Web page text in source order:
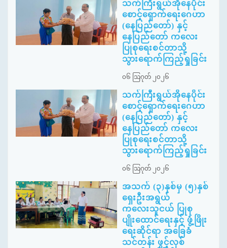
သက်ကြီးရွယ်အိုနေပိုင်း
စောင့်ရှောက်ရေးဂေဟာ
(နေပြည်တော်) နှင့်
နေပြည်တော် ကလေး
ပြုစုရေးစင်တာသို့
သွားရောက်ကြည့်ရှုခြင်း
၀၆ ဩဂုတ် ၂၀၂၆
သက်ကြီးရွယ်အိုနေပိုင်း
စောင့်ရှောက်ရေးဂေဟာ
(နေပြည်တော်) နှင့်
နေပြည်တော် ကလေး
ပြုစုရေးစင်တာသို့
သွားရောက်ကြည့်ရှုခြင်း
၀၆ ဩဂုတ် ၂၀၂၆
အသက် (၃)နှစ်မှ (၅)နှစ်
ရှေးဦးအရွယ်
ကလေးသူငယ် ပြုစု
ပျိုးထောင်ရေးနှင့် ဖွံ့ဖြိုး
ရေးဆိုင်ရာ အခြေခံ
သင်တန်း ဖွင့်လှစ်